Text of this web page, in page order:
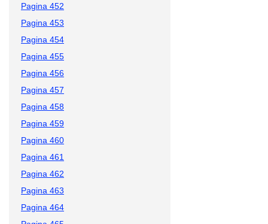
Pagina 452
Pagina 453
Pagina 454
Pagina 455
Pagina 456
Pagina 457
Pagina 458
Pagina 459
Pagina 460
Pagina 461
Pagina 462
Pagina 463
Pagina 464